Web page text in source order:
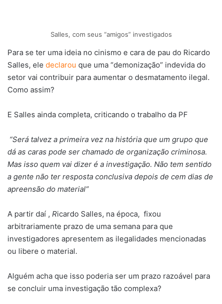
Salles, com seus “amigos” investigados
Para se ter uma ideia no cinismo e cara de pau do Ricardo
Salles, ele declarou que uma “demonização” indevida do
setor vai contribuir para aumentar o desmatamento ilegal.
Como assim?
E Salles ainda completa, criticando o trabalho da PF
“Será talvez a primeira vez na história que um grupo que
dá as caras pode ser chamado de organização criminosa.
Mas isso quem vai dizer é a investigação. Não tem sentido
a gente não ter resposta conclusiva depois de cem dias de
apreensão do material”
A partir daí , Ricardo Salles, na época, fixou
arbitrariamente prazo de uma semana para que
investigadores apresentem as ilegalidades mencionadas
ou libere o material.
Alguém acha que isso poderia ser um prazo razoável para
se concluir uma investigação tão complexa?